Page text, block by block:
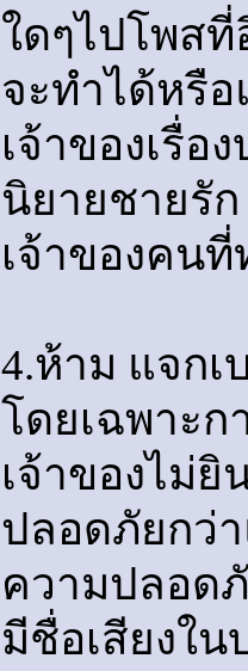
ใดๆไปโพสที่
จะทำได้หรื
เจ้าของเรื่อ
นิยายชายรั
เจ้าของคน
4.ห้าม แจกเ
โดยเฉพาะก
เจ้าของไม่
ปลอดภัยกว่
ความปลอด
มีชื่อเสียงใน